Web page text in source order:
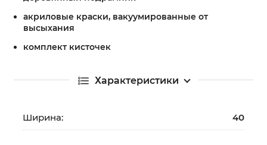
акриловые краски, вакуумированные от
высыхания
комплект кисточек
Характеристики
Ширина: 40